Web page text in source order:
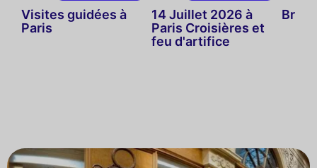
Visites guidées à
Paris
14 Juillet 2026 à
Paris Croisières et
feu d'artifice